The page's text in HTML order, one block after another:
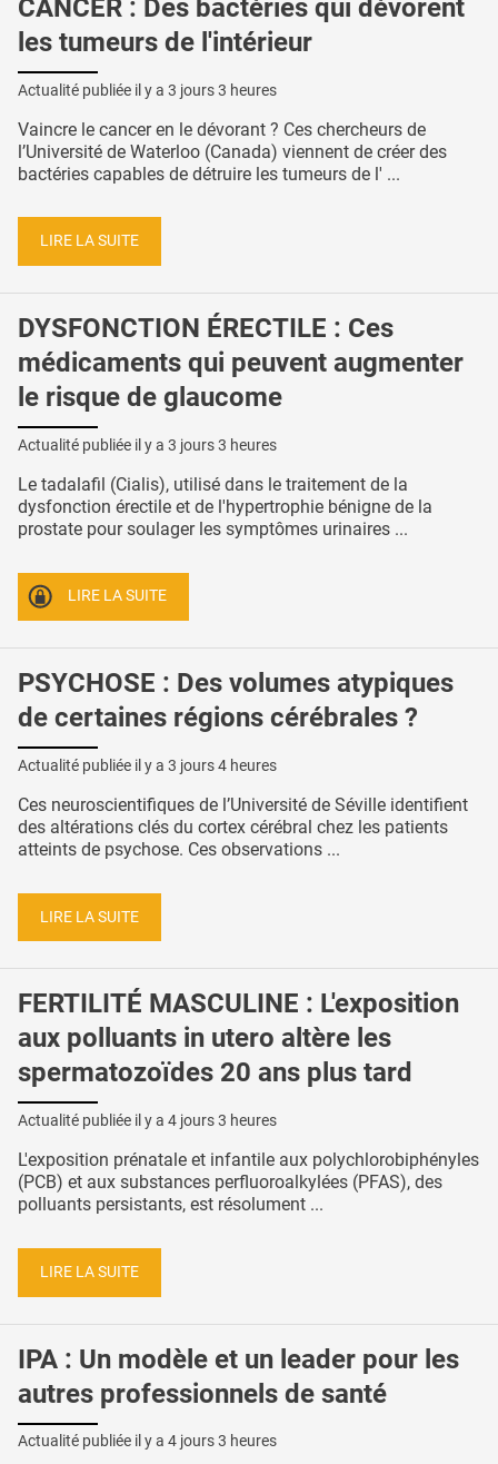
CANCER : Des bactéries qui dévorent
les tumeurs de l'intérieur
Actualité publiée il y a 3 jours 3 heures
Vaincre le cancer en le dévorant ? Ces chercheurs de
l’Université de Waterloo (Canada) viennent de créer des
bactéries capables de détruire les tumeurs de l' ...
LIRE LA SUITE
DYSFONCTION ÉRECTILE : Ces
médicaments qui peuvent augmenter
le risque de glaucome
Actualité publiée il y a 3 jours 3 heures
Le tadalafil (Cialis), utilisé dans le traitement de la
dysfonction érectile et de l'hypertrophie bénigne de la
prostate pour soulager les symptômes urinaires ...
LIRE LA SUITE
PSYCHOSE : Des volumes atypiques
de certaines régions cérébrales ?
Actualité publiée il y a 3 jours 4 heures
Ces neuroscientifiques de l’Université de Séville identifient
des altérations clés du cortex cérébral chez les patients
atteints de psychose. Ces observations ...
LIRE LA SUITE
FERTILITÉ MASCULINE : L'exposition
aux polluants in utero altère les
spermatozoïdes 20 ans plus tard
Actualité publiée il y a 4 jours 3 heures
L'exposition prénatale et infantile aux polychlorobiphényles
(PCB) et aux substances perfluoroalkylées (PFAS), des
polluants persistants, est résolument ...
LIRE LA SUITE
IPA : Un modèle et un leader pour les
autres professionnels de santé
Actualité publiée il y a 4 jours 3 heures